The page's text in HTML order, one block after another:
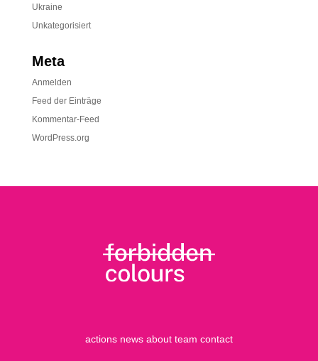
Ukraine
Unkategorisiert
Meta
Anmelden
Feed der Einträge
Kommentar-Feed
WordPress.org
actions news about team contact